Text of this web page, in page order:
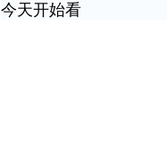
今天开始看